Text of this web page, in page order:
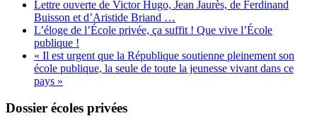
Lettre ouverte de Victor Hugo, Jean Jaurès, de Ferdinand
Buisson et d’Aristide Briand …
L’éloge de l’École privée, ça suffit ! Que vive l’École
publique !
« Il est urgent que la République soutienne pleinement son
école publique, la seule de toute la jeunesse vivant dans ce
pays »
Dossier écoles privées